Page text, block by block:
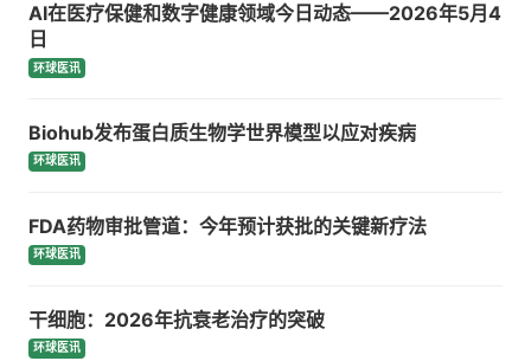
AI在医疗保健和数字健康领域今日动态——2026年5月4
日
环球医讯
Biohub发布蛋白质生物学世界模型以应对疾病
环球医讯
FDA药物审批管道：今年预计获批的关键新疗法
环球医讯
干细胞：2026年抗衰老治疗的突破
环球医讯